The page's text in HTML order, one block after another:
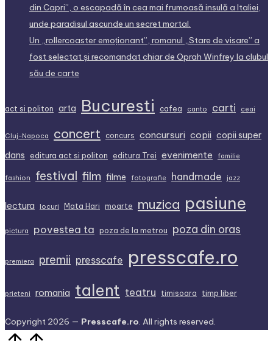
din Capri”, o escapadă în cea mai frumoasă insulă a Italiei,
unde paradisul ascunde un secret mortal.
Un „rollercoaster emoționant”, romanul „Stare de visare” a
fost selectat și recomandat chiar de Oprah Winfrey la clubul
său de carte
act si politon arta Bucuresti cafea canto carti ceai
Cluj-Napoca concert concurs concursuri copii copii super
dans editura act si politon editura Trei evenimente familie
fashion festival film filme fotografie handmade jazz
lectura locuri Mata Hari moarte muzica pasiune
pictura povestea ta poza de la metrou poza din oras
premiera premii presscafe presscafe.ro
prieteni romania talent teatru timisoara timp liber
Copyright 2026 — Presscafe.ro. All rights reserved.